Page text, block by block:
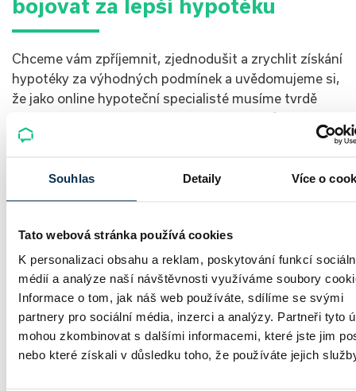
Souhlas Detaily Více o
Tato webová stránka používá cookies
K personalizaci obsahu a reklam, poskytování funkcí
médií a analýze naší návštěvnosti využíváme soubory
Informace o tom, jak náš web používáte, sdílíme se svými
partnery pro sociální média, inzerci a analýzy. Partneři tyto
mohou zkombinovat s dalšími informacemi, které jste jim
nebo které získali v důsledku toho, že používáte jejich
bojovat za lepší hypotéku
Chceme vám zpříjemnit, zjednodušit a zrychlit získání
hypotéky za výhodných podmínek a uvědomujeme si,
že jako online hypoteční specialisté musíme tvrdě
pracovat na tom, abychom si získali vaši důvěru.
Jsme plně regulování Českou národní bankou a
u nás je, že všichni naši specialisté jsou kvalifikovaní,
zkušení a přátelští.
Vyvinuli jsme technologii, díky které dokážeme
srovnat přes 25 000 kombinací hypoték, abychom
zajistili, že budete mít vždy tu nejlepší nabídku. Navíc
vám budeme partnery v průběhu celého života vaší
hypotéky tak, aby vám nikdy neutekla možnost
mimořádných splátek nebo refinancování.
Jako všichni zprostředkovatelé v hypotékách jsme i